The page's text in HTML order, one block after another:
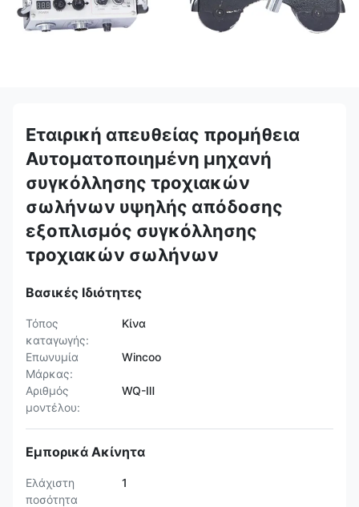
Εταιρική απευθείας προμήθεια
Αυτοματοποιημένη μηχανή
συγκόλλησης τροχιακών
σωλήνων υψηλής απόδοσης
εξοπλισμός συγκόλλησης
τροχιακών σωλήνων
Βασικές Ιδιότητες
Τόπος
καταγωγής:
Κίνα
Επωνυμία
Μάρκας:
Wincoo
Αριθμός
μοντέλου:
WQ-Ⅲ
Εμπορικά Ακίνητα
Ελάχιστη
ποσότητα
1